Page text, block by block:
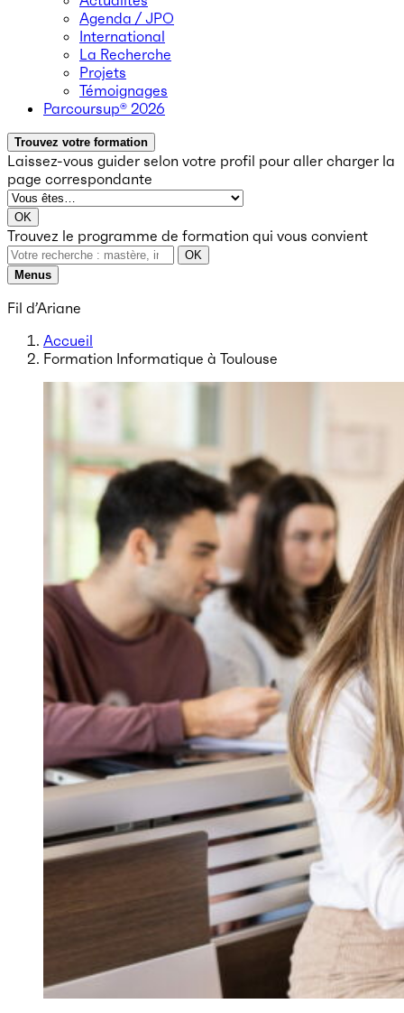
Agenda / JPO
International
La Recherche
Projets
Témoignages
Parcoursup® 2026
Trouvez votre formation
Laissez-vous guider selon votre profil pour aller charger la
page correspondante
OK
Trouvez le programme de formation qui vous convient
OK
Menus
Fil d’Ariane
Accueil
Formation Informatique à Toulouse